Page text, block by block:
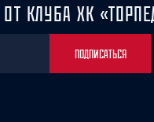
КЛУБА ХК
ПОДПИСАТЬСЯ